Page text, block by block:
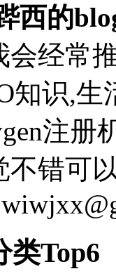
西的
会经常
知识,生
注册
不错可
类Top6